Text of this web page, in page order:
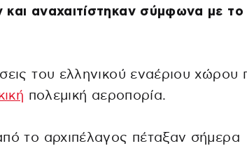
αναχαιτίστηκαν σύμφωνα με το
του ελληνικού εναέριου χώρου
πολεμική αεροπορία.
το αρχιπέλαγος πέταξαν σήμερα